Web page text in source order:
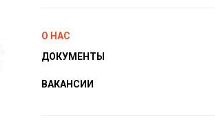
О НАС
ДОКУМЕНТЫ
ВАКАНСИИ